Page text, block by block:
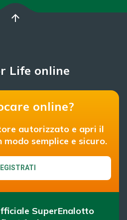
arrow_upward
Life online
online?
autorizzato e apri il
semplice e sicuro.
SuperEnalotto